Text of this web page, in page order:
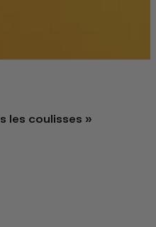
les coulisses »